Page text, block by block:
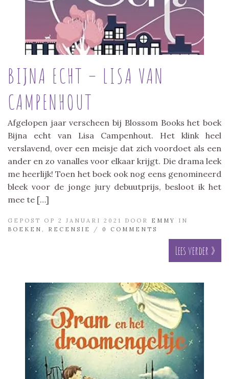
BIJNA ECHT – LISA VAN
CAMPENHOUT
Afgelopen jaar verscheen bij Blossom Books het boek
Bijna echt van Lisa Campenhout. Het klink heel
verslavend, over een meisje dat zich voordoet als een
ander en zo vanalles voor elkaar krijgt. Die drama leek
me heerlijk! Toen het boek ook nog eens genomineerd
bleek voor de jonge jury debuutprijs, besloot ik het
mee te […]
GEPOST OP 2 JANUARI 2021 DOOR EMMY
IN
BOEKEN
RECENSIE / 0 COMMENTS
Lees verder »